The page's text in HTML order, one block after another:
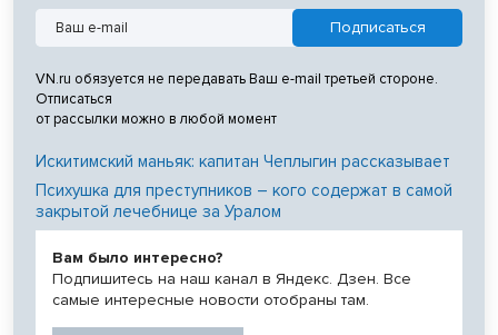
VN.ru обязуется не передавать Ваш e-mail третьей стороне.
Отписаться
от рассылки можно в любой момент
Искитимский маньяк: капитан Чеплыгин рассказывает
Психушка для преступников – кого содержат в самой
закрытой лечебнице за Уралом
Вам было интересно?
Подпишитесь на наш канал в Яндекс. Дзен. Все
самые интересные новости отобраны там.